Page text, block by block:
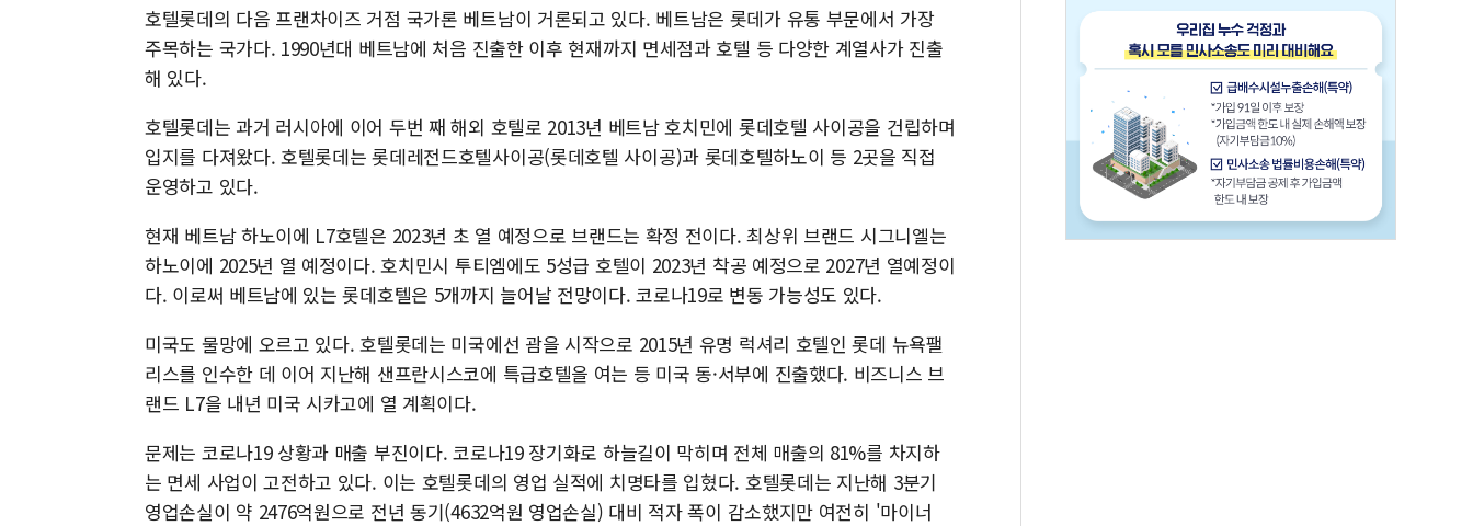
호텔롯데의 다음 프랜차이즈 거점 국가론 베트남이 거론되고 있다. 베트남은 롯데가 유통 부문에서 가장
주목하는 국가다. 1990년대 베트남에 처음 진출한 이후 현재까지 면세점과 호텔 등 다양한 계열사가 진출
해 있다.
호텔롯데는 과거 러시아에 이어 두번 째 해외 호텔로 2013년 베트남 호치민에 롯데호텔 사이공을 건립하며
입지를 다져왔다. 호텔롯데는 롯데레전드호텔사이공(롯데호텔 사이공)과 롯데호텔하노이 등 2곳을 직접
운영하고 있다.
현재 베트남 하노이에 L7호텔은 2023년 초 열 예정으로 브랜드는 확정 전이다. 최상위 브랜드 시그니엘는
하노이에 2025년 열 예정이다. 호치민시 투티엠에도 5성급 호텔이 2023년 착공 예정으로 2027년 열예정이
다. 이로써 베트남에 있는 롯데호텔은 5개까지 늘어날 전망이다. 코로나19로 변동 가능성도 있다.
미국도 물망에 오르고 있다. 호텔롯데는 미국에선 괌을 시작으로 2015년 유명 럭셔리 호텔인 롯데 뉴욕팰
리스를 인수한 데 이어 지난해 샌프란시스코에 특급호텔을 여는 등 미국 동·서부에 진출했다. 비즈니스 브
랜드 L7을 내년 미국 시카고에 열 계획이다.
문제는 코로나19 상황과 매출 부진이다. 코로나19 장기화로 하늘길이 막히며 전체 매출의 81%를 차지하
는 면세 사업이 고전하고 있다. 이는 호텔롯데의 영업 실적에 치명타를 입혔다. 호텔롯데는 지난해 3분기
영업손실이 약 2476억원으로 전년 동기(4632억원 영업손실) 대비 적자 폭이 감소했지만 여전히 '마이너